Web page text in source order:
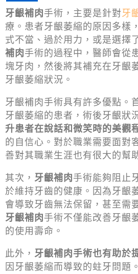
牙齦補肉手術，主要是針對牙
療。患者牙齦萎縮的原因多樣
式不當、過於用力，或是選擇
補肉手術的過程中，醫師會從
塊牙肉，然後將其補充在牙齦
牙齦萎縮狀況。
牙齦補肉手術具有許多優點。
牙齦萎縮的患者，術後牙齦狀
升患者在說話和微笑時的美觀
的自信心。對於職業需要面對
善對其職業生涯也有很大的幫
其次， 牙齦補肉手術能夠阻止
於維持牙齒的健康。因為牙齦
會導致牙齒無法保留，甚至需
牙齦補肉手術不僅能改善牙齦
的使用壽命。
此外， 牙齦補肉手術也有助於
因牙齦萎縮而導致的蛀牙問題